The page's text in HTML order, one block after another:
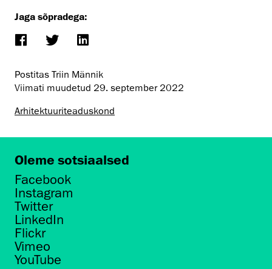
Jaga sõpradega:
Postitas Triin Männik
Viimati muudetud 29. september 2022
Arhitektuuri­teaduskond
Oleme sotsiaalsed
Facebook
Instagram
Twitter
LinkedIn
Flickr
Vimeo
YouTube